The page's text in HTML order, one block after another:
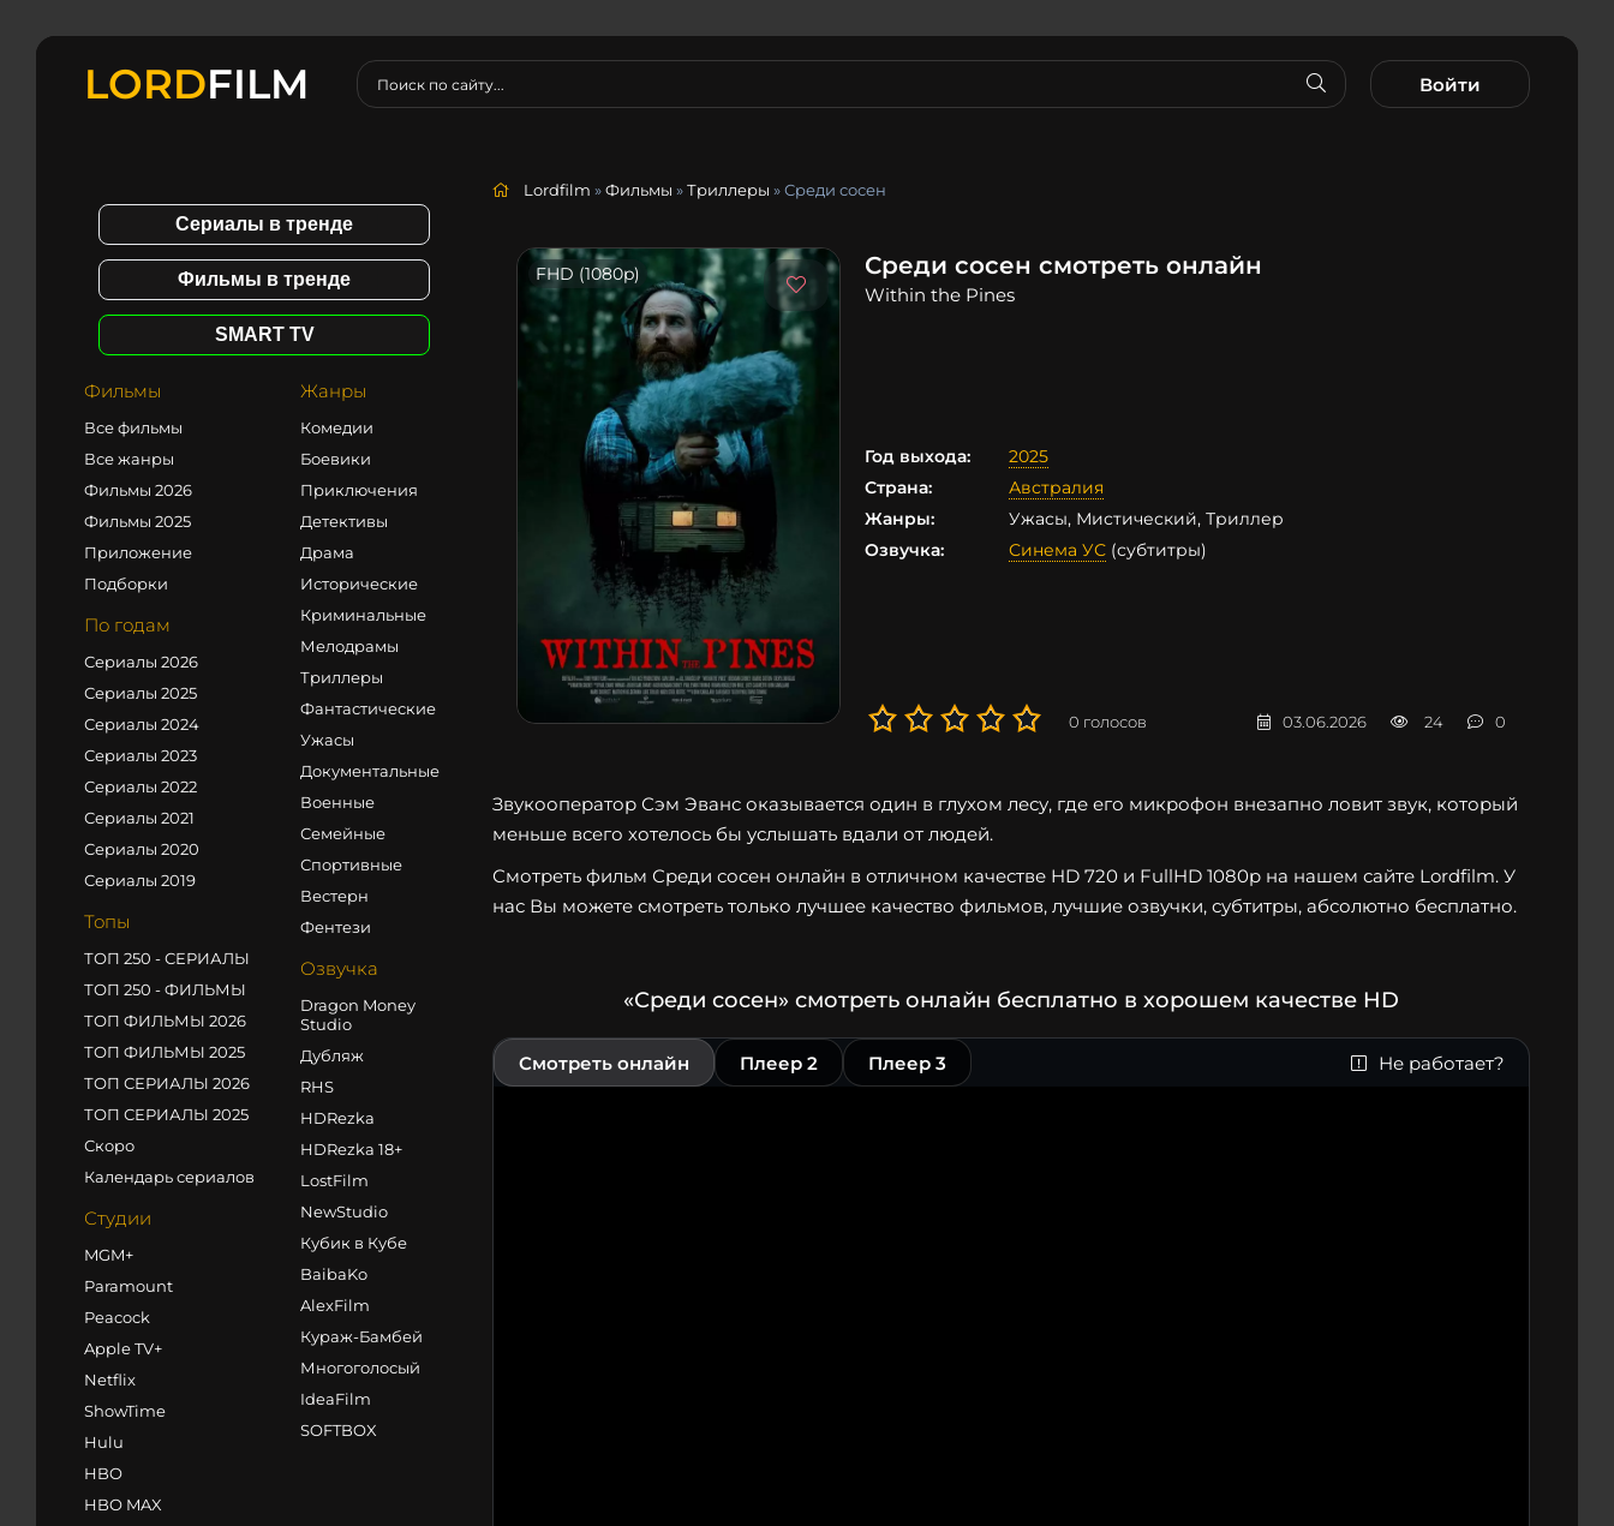
LORDFILM Войти
Сериалы в тренде
Фильмы в тренде
SMART TV
Фильмы
Все фильмы
Все жанры
Фильмы 2026
Фильмы 2025
Приложение
Подборки
По годам
Сериалы 2026
Сериалы 2025
Сериалы 2024
Сериалы 2023
Сериалы 2022
Сериалы 2021
Сериалы 2020
Сериалы 2019
Топы
ТОП 250 - СЕРИАЛЫ
ТОП 250 - ФИЛЬМЫ
ТОП ФИЛЬМЫ 2026
ТОП ФИЛЬМЫ 2025
ТОП СЕРИАЛЫ 2026
ТОП СЕРИАЛЫ 2025
Скоро
Календарь сериалов
Студии
MGM+
Paramount
Peacock
Apple TV+
Netflix
ShowTime
Hulu
HBO
HBO MAX
Жанры
Комедии
Боевики
Приключения
Детективы
Драма
Исторические
Криминальные
Мелодрамы
Триллеры
Фантастические
Ужасы
Документальные
Военные
Семейные
Спортивные
Вестерн
Фентези
Озвучка
Dragon Money
Studio
Дубляж
RHS
HDRezka
HDRezka 18+
LostFilm
NewStudio
Кубик в Кубе
BaibaKo
AlexFilm
Кураж-Бамбей
Многоголосый
IdeaFilm
SOFTBOX
Lordfilm »Фильмы »Триллеры » Среди сосен
FHD (1080p) Среди сосен смотреть онлайн
Within the Pines
Год выхода:
2025
Страна:
Австралия
Жанры:
Ужасы, Мистический, Триллер
Озвучка:
Синема УС (субтитры)
0 голосов 03.06.2026 24 0
Звукооператор Сэм Эванс оказывается один в глухом лесу, где его микрофон внезапно ловит звук, который
меньше всего хотелось бы услышать вдали от людей.
Смотреть фильм Среди сосен онлайн в отличном качестве HD 720 и FullHD 1080p на нашем сайте Lordfilm. У
нас Вы можете смотреть только лучшее качество фильмов, лучшие озвучки, субтитры, абсолютно бесплатно.
«Среди сосен» смотреть онлайн бесплатно в хорошем качестве HD
Смотреть онлайн Плеер 2 Плеер 3 Не работает?